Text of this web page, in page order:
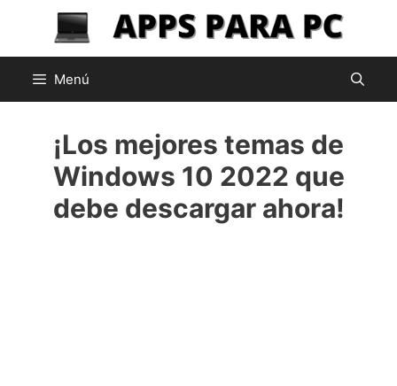
contenido
Menú
¡Los mejores temas de
Windows 10 2022 que
debe descargar ahora!